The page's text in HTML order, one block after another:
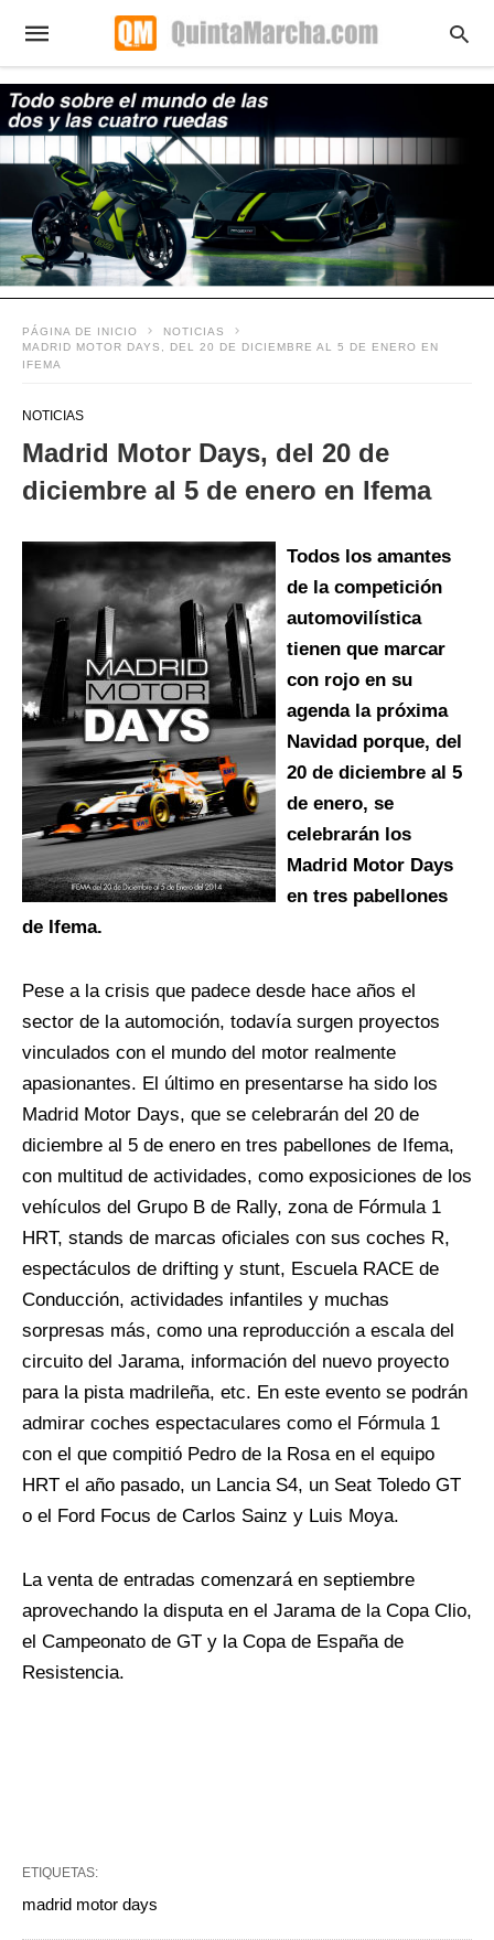
PÁGINA DE INICIO
NOTICIAS
MADRID MOTOR DAYS, DEL 20 DE DICIEMBRE AL 5 DE ENERO EN
IFEMA
NOTICIAS
Madrid Motor Days, del 20 de
diciembre al 5 de enero en Ifema
Todos los amantes
de la competición
automovilística
tienen que marcar
con rojo en su
agenda la próxima
Navidad porque, del
20 de diciembre al 5
de enero, se
celebrarán los
Madrid Motor Days
en tres pabellones
de Ifema.
Pese a la crisis que padece desde hace años el
sector de la automoción, todavía surgen proyectos
vinculados con el mundo del motor realmente
apasionantes. El último en presentarse ha sido los
Madrid Motor Days, que se celebrarán del 20 de
diciembre al 5 de enero en tres pabellones de Ifema,
con multitud de actividades, como exposiciones de los
vehículos del Grupo B de Rally, zona de Fórmula 1
HRT, stands de marcas oficiales con sus coches R,
espectáculos de drifting y stunt, Escuela RACE de
Conducción, actividades infantiles y muchas
sorpresas más, como una reproducción a escala del
circuito del Jarama, información del nuevo proyecto
para la pista madrileña, etc. En este evento se podrán
admirar coches espectaculares como el Fórmula 1
con el que compitió Pedro de la Rosa en el equipo
HRT el año pasado, un Lancia S4, un Seat Toledo GT
o el Ford Focus de Carlos Sainz y Luis Moya.
La venta de entradas comenzará en septiembre
aprovechando la disputa en el Jarama de la Copa Clio,
el Campeonato de GT y la Copa de España de
Resistencia.
ETIQUETAS:
madrid motor days